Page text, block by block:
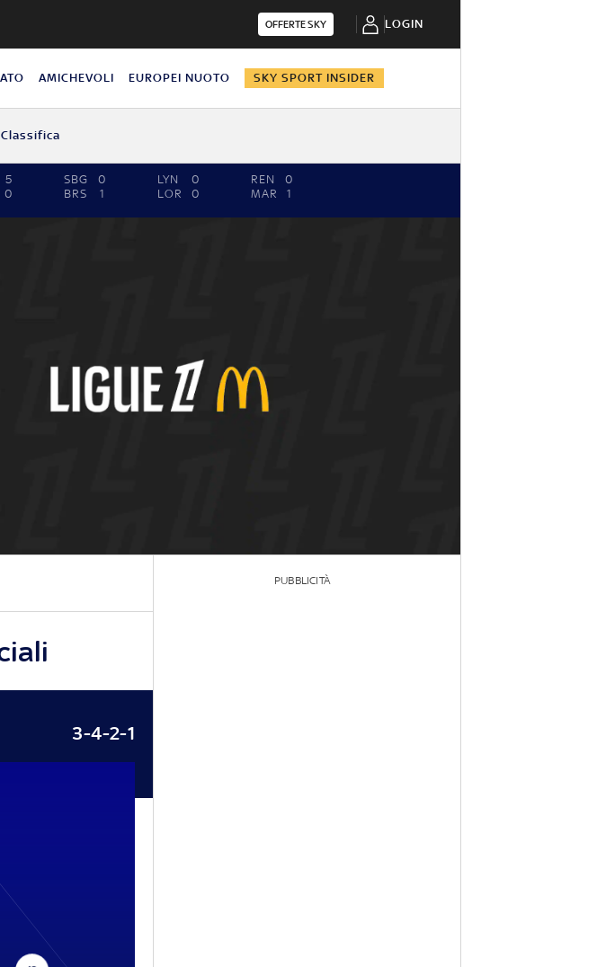
OFFERTE SKY LOGIN
AMICHEVOLI EUROPEI NUOTO SKY SPORT INSIDER
Classifica
5
0
SBG
0
BRS
1
LYN
0
LOR
0
REN
0
MAR
1
3-4-2-1
PUBBLICITÀ